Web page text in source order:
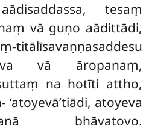
tesaṃ
vā guṇo aādittādi,
titālīsavaṇṇasaddesu
vā āropanaṃ,
na hotīti attho,
atoyeva
bhāvatoyo,